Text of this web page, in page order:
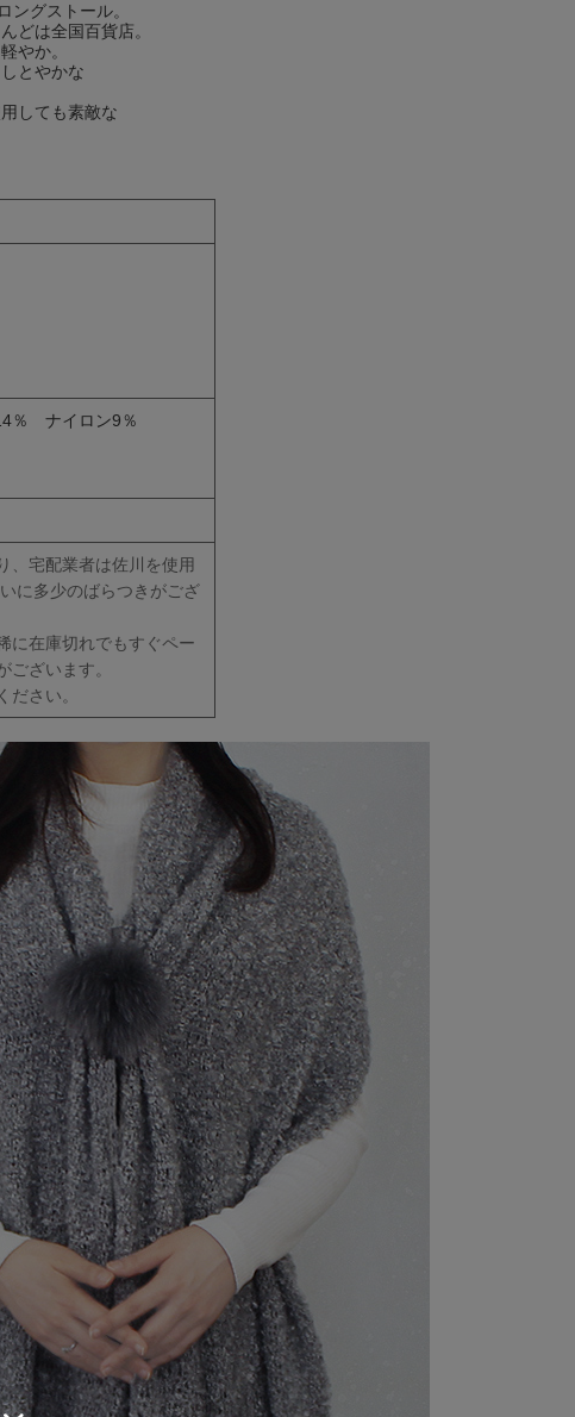
ングストール。
どは全国百貨店。
やか。
とやかな
しても素敵な
％ ナイロン9％
、宅配業者は佐川を使用
に多少のばらつきがござ
に在庫切れでもすぐペー
ざいます。
さい。